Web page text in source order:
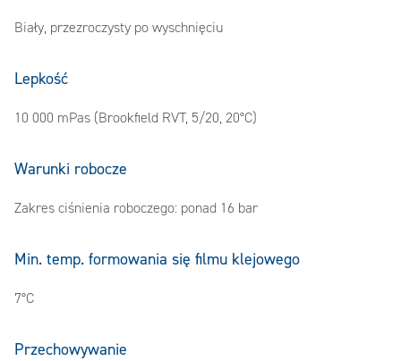
Biały, przezroczysty po wyschnięciu
Lepkość
10 000 mPas (Brookfield RVT, 5/20, 20°C)
Warunki robocze
Zakres ciśnienia roboczego: ponad 16 bar
Min. temp. formowania się filmu klejowego
7°C
Przechowywanie